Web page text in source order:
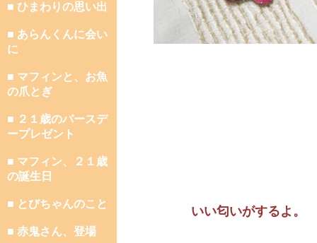
■ ひまわりの思い出
■ あらんくんに会い
に
■ マフィンと、お魚
の爪とぎ
■ ２１歳のバースデ
ープレゼント
■ マフィン、２１歳
の誕生日
■ とびちゃんのこと
■ 赤鬼さん、登場
いい匂いがするよ。